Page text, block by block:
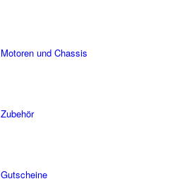
Motoren und Chassis
Zubehör
Gutscheine